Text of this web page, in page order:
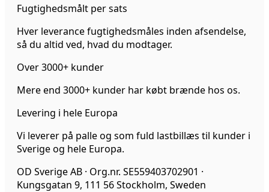
Fugtighedsmålt per sats
Hver leverance fugtighedsmåles inden afsendelse,
så du altid ved, hvad du modtager.
Over 3000+ kunder
Mere end 3000+ kunder har købt brænde hos os.
Levering i hele Europa
Vi leverer på palle og som fuld lastbillæs til kunder i
Sverige og hele Europa.
OD Sverige AB · Org.nr. SE559403702901 ·
Kungsgatan 9, 111 56 Stockholm, Sweden